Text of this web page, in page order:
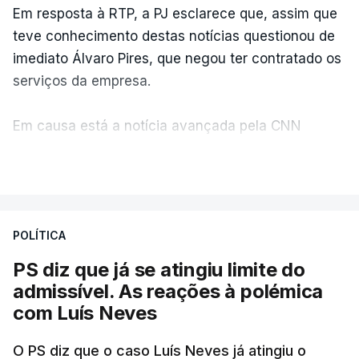
Em resposta à RTP, a PJ esclarece que, assim que
teve conhecimento destas notícias questionou de
imediato Álvaro Pires, que negou ter contratado os
serviços da empresa.
Em causa está a notícia avançada pela CNN
abertura de qualquer processo disciplinar, por não
ter qualquer elemento que indicie a realização
dessas obras.
POLÍTICA
PS diz que já se atingiu limite do
admissível. As reações à polémica
com Luís Neves
O PS diz que o caso Luís Neves já atingiu o